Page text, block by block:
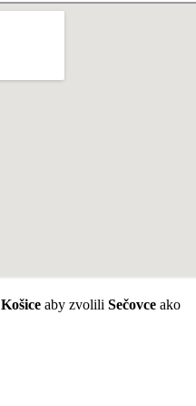
Košice aby zvolili Sečovce ako